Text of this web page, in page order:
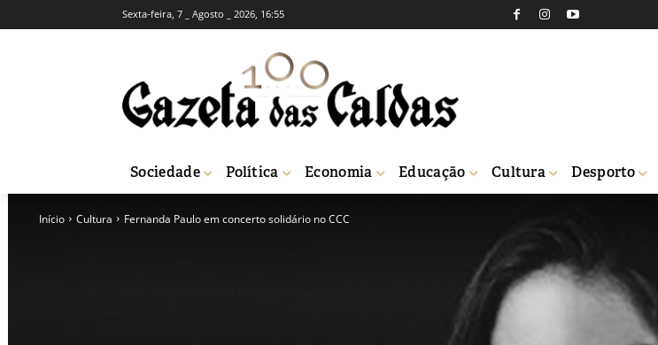
Sexta-feira, 7 _ Agosto _ 2026, 16:55
Sociedade Política Economia Educação Cultura Desporto
Início Cultura Fernanda Paulo em concerto solidário no CCC